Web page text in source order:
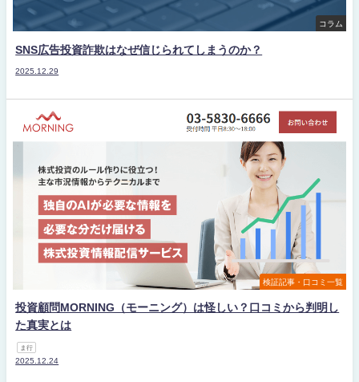
コラム
SNS広告投資詐欺はなぜ信じられてしまうのか？
2025.12.29
検証記事・口コミ一覧
投資顧問MORNING（モーニング）は怪しい？口コミから判明し
た真実とは
ま行
2025.12.24